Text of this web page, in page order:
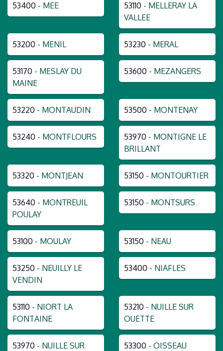
53400 - MEE 53110 - MELLERAY LA
VALLEE
53200 - MENIL 53230 - MERAL
53170 - MESLAY DU
MAINE
53600 - MEZANGERS
53220 - MONTAUDIN 53500 - MONTENAY
53240 - MONTFLOURS 53970 - MONTIGNE LE
BRILLANT
53320 - MONTJEAN 53150 - MONTOURTIER
53640 - MONTREUIL
POULAY
53150 - MONTSURS
53100 - MOULAY 53150 - NEAU
53250 - NEUILLY LE
VENDIN
53400 - NIAFLES
53110 - NIORT LA
FONTAINE
53210 - NUILLE SUR
OUETTE
53970 - NUILLE SUR
53300 - OISSEAU